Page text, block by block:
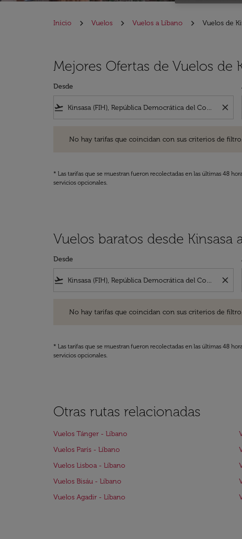
Inicio Vuelos Vuelos a Líbano Vuelos de
Mejores Ofertas de Vuelos de
Desde
flight_takeoff close
No hay tarifas que coincidan con sus criterios de
* Las tarifas que se muestran fueron recolectadas en las últimas 48
servicios opcionales.
Vuelos baratos desde Kinsasa
Desde
flight_takeoff close
No hay tarifas que coincidan con sus criterios de
* Las tarifas que se muestran fueron recolectadas en las últimas 48
servicios opcionales.
Otras rutas relacionadas
Vuelos Tánger - Líbano
Vuelos París - Líbano
Vuelos Lisboa - Líbano
Vuelos Bisáu - Líbano
Vuelos Agadir - Líbano